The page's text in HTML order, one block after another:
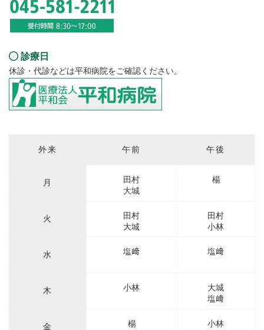
診療日
休診・代診などは平和病院をご確認ください。
外来
月
火
水
木
金
午前
田村
大城
田村
大城
塩﨑
小林
楊
午後
楊
田村
小林
塩﨑
大城
塩﨑
小林